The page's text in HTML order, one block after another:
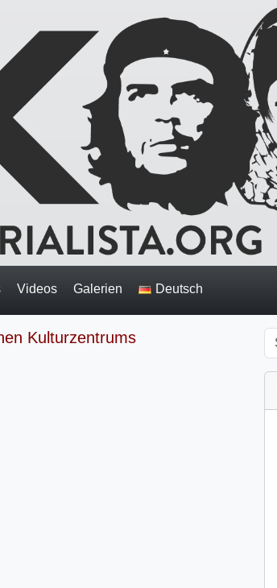
Videos Galerien Deutsch
Kulturzentrums